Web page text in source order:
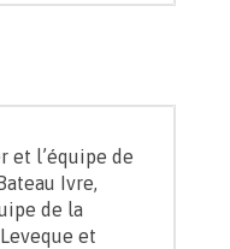
et l’équipe de
Ivre,
de la
et